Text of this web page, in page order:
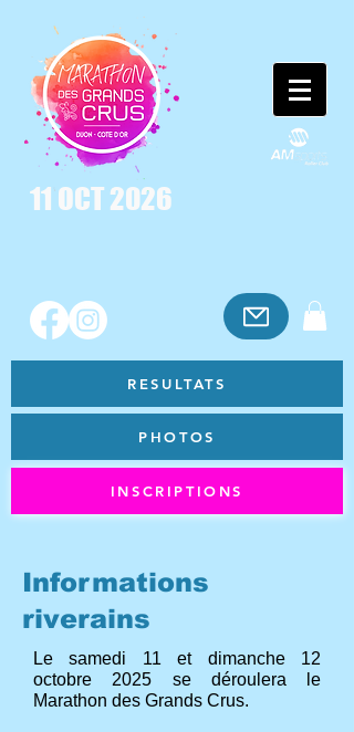
11 OCT 2026
RESULTATS
PHOTOS
INSCRIPTIONS
Informations
riverains
Le samedi 11 et dimanche 12
octobre 2025 se déroulera le
Marathon des Grands Crus.